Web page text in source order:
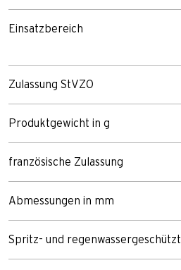
Einsatzbereich
Zulassung StVZO
Produktgewicht in g
französische Zulassung
Abmessungen in mm
Spritz- und regenwassergeschützt